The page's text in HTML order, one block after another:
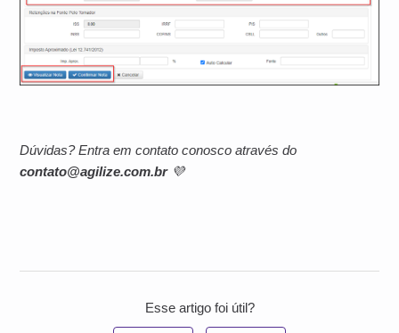
Dúvidas? Entra em contato conosco através do
contato@agilize.com.br💜
Esse artigo foi útil?